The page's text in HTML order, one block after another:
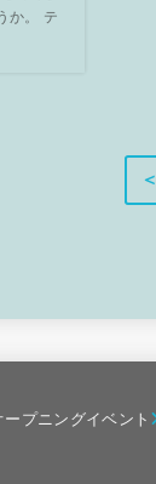
か。 テ
＜
ープニングイベント